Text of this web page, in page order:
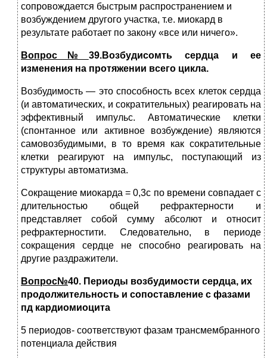
сопровождается быстрым распространением и
возбуждением другого участка, т.е. миокард в
результате работает по закону «все или ничего».
Вопрос№ 39.Возбудисомть сердца и ее
изменения на протяжении всего цикла.
Возбудимость — это способность всех клеток сердца
(и автоматических, и сократительных) реагировать на
эффективный импульс. Автоматические клетки
(спонтанное или активное возбуждение) являются
самовозбудимыми, в то время как сократительные
клетки реагируют на импульс, поступающий из
структуры автоматизма.
Сокращение миокарда = 0,3с по времени совпадает с
длительностью общей рефрактерности и
представляет собой сумму абсолют и относит
рефрактерностити. Следовательно, в периоде
сокращения сердце не способно реагировать на
другие раздражители.
Вопрос№40. Периоды возбудимости сердца, их
продолжительность и сопоставление с фазами
пд кардиомиоцита
5 периодов- соответствуют фазам трансмембранного
потенциала действия